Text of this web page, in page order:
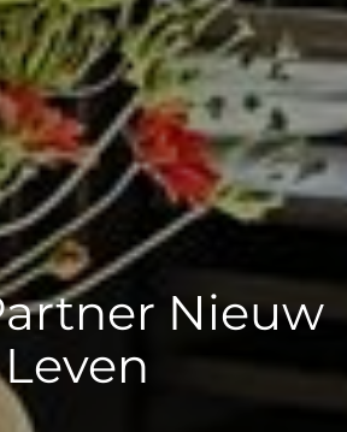
Nieuw
Leven